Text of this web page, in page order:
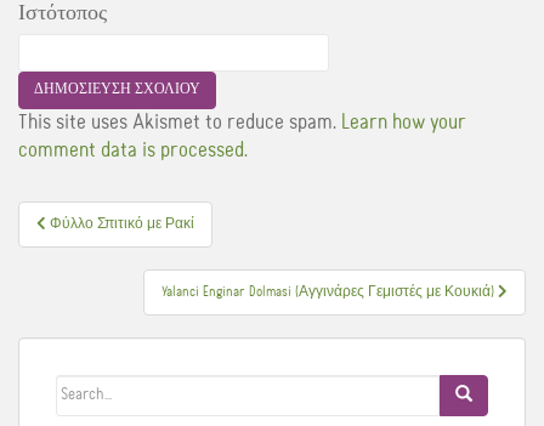
Ιστότοπος
This site uses Akismet to reduce spam.
Learn how your
comment data is processed.
Πλοήγηση
άρθρων
Φύλλο Σπιτικό με Ρακί
Yalanci Enginar Dolmasi (Αγγινάρες Γεμιστές με Κουκιά)